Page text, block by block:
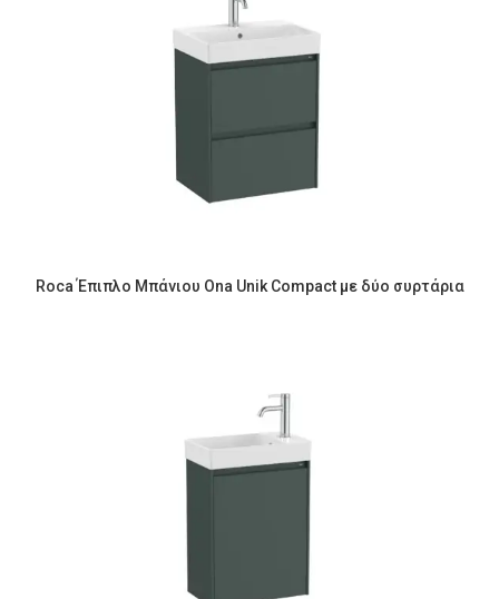
Roca Έπιπλο Μπάνιου Ona Unik Compact με δύο συρτάρια